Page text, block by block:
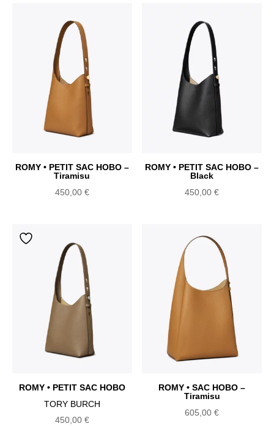
ROMY • PETIT SAC HOBO –
Tiramisu
450,00 €
ROMY • PETIT SAC HOBO –
Black
450,00€
ROMY • PETIT SAC HOBO
TORY BURCH
450,00 €
ROMY • SAC HOBO –
Tiramisu
605,00€